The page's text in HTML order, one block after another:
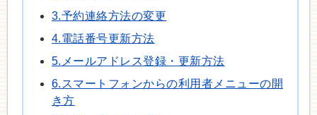
3.予約連絡方法の変更
4.電話番号更新方法
5.メールアドレス登録・更新方法
6.スマートフォンからの利用者メニューの開
き方